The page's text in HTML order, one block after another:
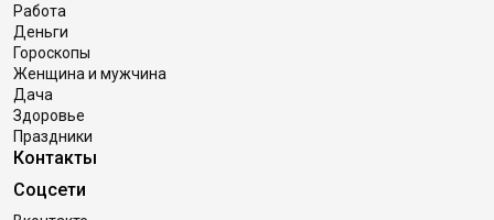
Работа
Деньги
Гороскопы
Женщина и мужчина
Дача
Здоровье
Праздники
Контакты
Соцсети